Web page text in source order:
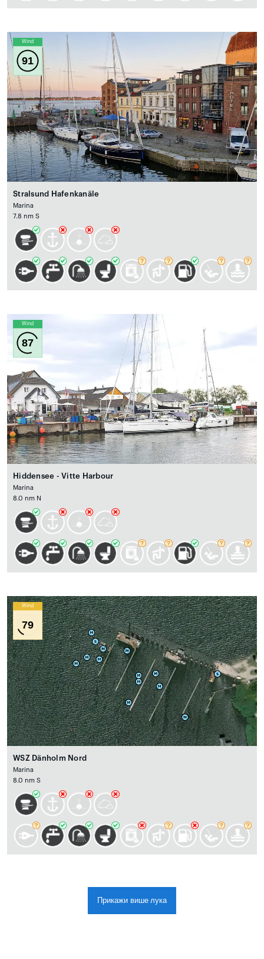
Wind
91
Stralsund Hafenkanäle
Marina
7.8 nm S
Wind
87
Hiddensee - Vitte Harbour
Marina
8.0 nm N
Wind
79
WSZ Dänholm Nord
Marina
8.0 nm S
Прикажи више лука